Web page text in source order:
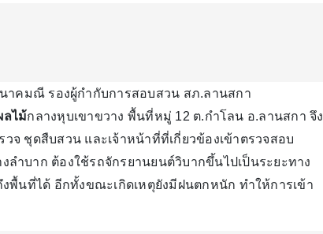
าคมณี รองผู้กำกับการสอบสวน สภ.ลานสกา
ลไม้กลางหุบเขาขวาง พื้นที่หมู่ 12 ต.กำโลน อ.ลานสกา จึง
จ ชุดสืบสวน และเจ้าหน้าที่ที่เกี่ยวข้องเข้าตรวจสอบ
ลำบาก ต้องใช้รถจักรยานยนต์วิบากขึ้นไปเป็นระยะทาง
พื้นที่ได้ อีกทั้งขณะเกิดเหตุยังมีฝนตกหนัก ทำให้การเข้า